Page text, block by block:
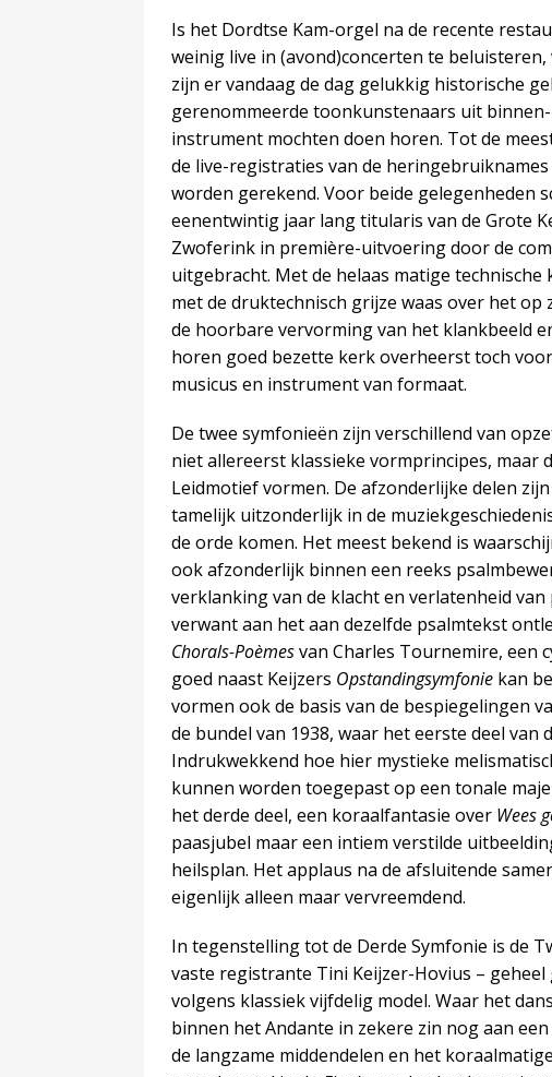
Is het Dordtse Kam-orgel na de recente
weinig live in (avond)concerten te
zijn er vandaag de dag gelukkig historische
gerenommeerde toonkunstenaars uit
instrument mochten doen horen. Tot de
de live-registraties van de
worden gerekend. Voor beide gelegenheden
eenentwintig jaar lang titularis van de Grote
Zwoferink in première-uitvoering door de
uitgebracht. Met de helaas matige
met de druktechnisch grijze waas over het
de hoorbare vervorming van het klankbeeld
horen goed bezette kerk overheerst toch
musicus en instrument van formaat.
De twee symfonieën zijn verschillend van
niet allereerst klassieke vormprincipes, maar
Leidmotief vormen. De afzonderlijke delen
tamelijk uitzonderlijk in de
de orde komen. Het meest bekend is
ook afzonderlijk binnen een reeks
verklanking van de klacht en verlatenheid
verwant aan het aan dezelfde psalmtekst
Chorals-Poèmesvan Charles Tournemire, een
goed naast Keijzers Opstandingsymfonie kan
vormen ook de basis van de bespiegelingen
de bundel van 1938, waar het eerste deel van
Indrukwekkend hoe hier mystieke
kunnen worden toegepast op een tonale
het derde deel, een koraalfantasie over Wees
paasjubel maar een intiem verstilde
heilsplan. Het applaus na de afsluitende
eigenlijk alleen maar vervreemdend.
In tegenstelling tot de Derde Symfonie is de
vaste registrante Tini Keijzer-Hovius –
volgens klassiek vijfdelig model. Waar het
binnen het Andante in zekere zin nog aan
de langzame middendelen en het